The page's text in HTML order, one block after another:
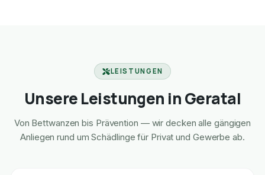
LEISTUNGEN
Unsere Leistungen in Geratal
Von Bettwanzen bis Prävention — wir decken alle gängigen
Anliegen rund um Schädlinge für Privat und Gewerbe ab.